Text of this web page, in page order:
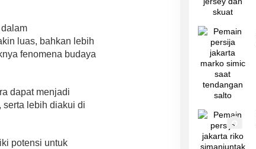
luas, bahkan lebih
fenomena budaya
dapat menjadi
serta lebih diakui di
potensi untuk